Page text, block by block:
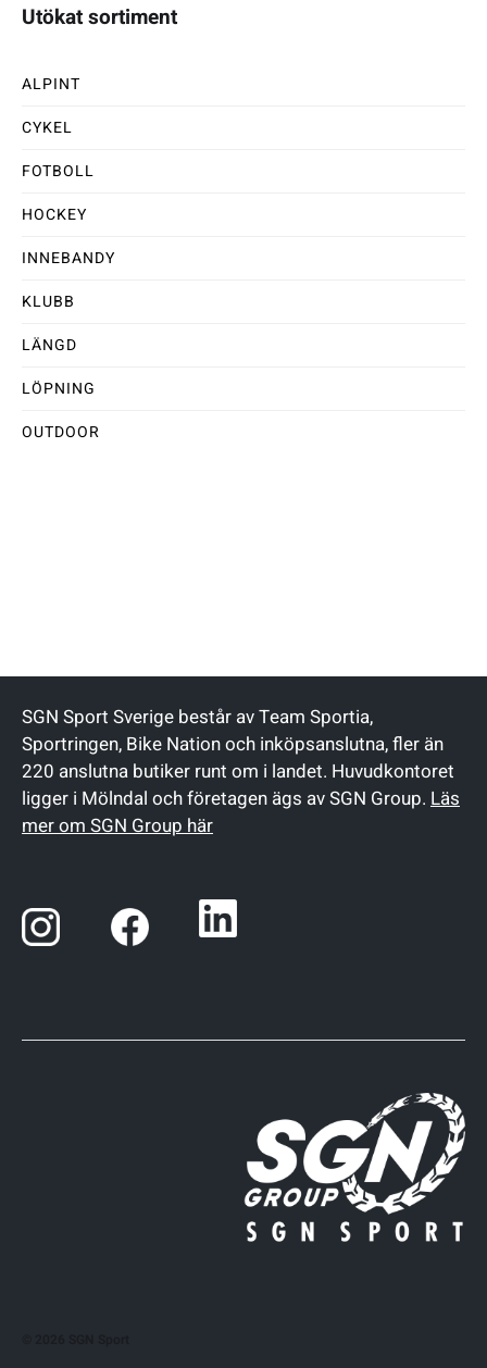
Utökat sortiment
ALPINT
CYKEL
FOTBOLL
HOCKEY
INNEBANDY
KLUBB
LÄNGD
LÖPNING
OUTDOOR
SGN Sport Sverige består av Team Sportia,
Sportringen, Bike Nation och inköpsanslutna, fler än
220 anslutna butiker runt om i landet. Huvudkontoret
ligger i Mölndal och företagen ägs av SGN Group. Läs
mer om SGN Group här